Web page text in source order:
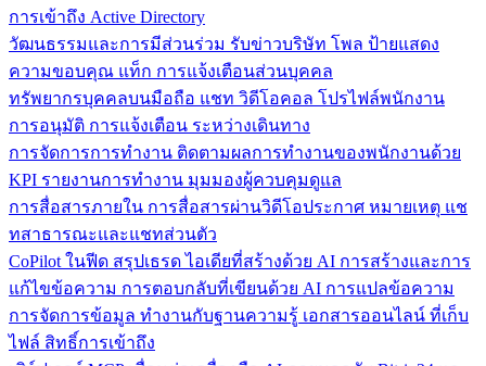
การเข้าถึง Active Directory
วัฒนธรรมและการมีส่วนร่วม รับข่าวบริษัท โพล ป้ายแสดง
ความขอบคุณ แท็ก การแจ้งเตือนส่วนบุคคล
ทรัพยากรบุคคลบนมือถือ แชท วิดีโอคอล โปรไฟล์พนักงาน
การอนุมัติ การแจ้งเตือน ระหว่างเดินทาง
การจัดการการทำงาน ติดตามผลการทำงานของพนักงานด้วย
KPI รายงานการทำงาน มุมมองผู้ควบคุมดูแล
การสื่อสารภายใน การสื่อสารผ่านวิดีโอประกาศ หมายเหตุ แช
ทสาธารณะและแชทส่วนตัว
CoPilot ในฟีด สรุปเธรด ไอเดียที่สร้างด้วย AI การสร้างและการ
แก้ไขข้อความ การตอบกลับที่เขียนด้วย AI การแปลข้อความ
การจัดการข้อมูล ทำงานกับฐานความรู้ เอกสารออนไลน์ ที่เก็บ
ไฟล์ สิทธิ์การเข้าถึง